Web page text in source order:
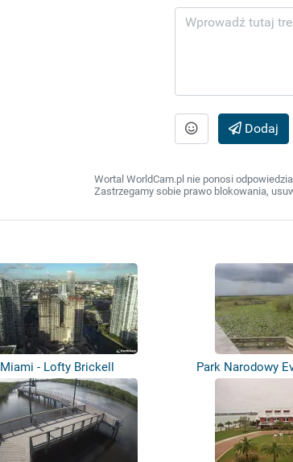
Dodaj
Wortal WorldCam.pl nie ponosi
Zastrzegamy sobie prawo blokowania,
Miami - Lofty Brickell
Park Narodowy